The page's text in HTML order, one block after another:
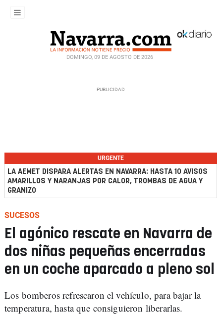
DOMINGO, 09 DE AGOSTO DE 2026
URGENTE
LA AEMET DISPARA ALERTAS EN NAVARRA: HASTA 10 AVISOS
AMARILLOS Y NARANJAS POR CALOR, TROMBAS DE AGUA Y
GRANIZO
SUCESOS
El agónico rescate en Navarra de
dos niñas pequeñas encerradas
en un coche aparcado a pleno sol
Los bomberos refrescaron el vehículo, para bajar la
temperatura, hasta que consiguieron liberarlas.